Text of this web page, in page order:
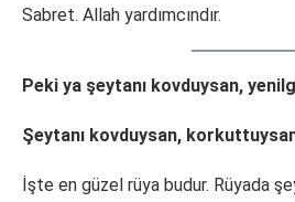
Sabret. Allah yardımcındır.
Peki ya şeytanı kovduysan,
Şeytanı kovduysan,
İşte en güzel rüya budur. Rüyada